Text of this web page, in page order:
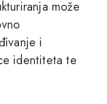
može
i
identiteta te